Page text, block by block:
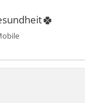
🍀